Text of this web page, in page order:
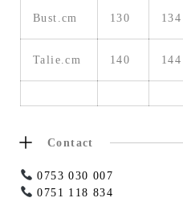
Bust.cm 130 134
Talie.cm 140 144
Contact
0753 030 007
0751 118 834